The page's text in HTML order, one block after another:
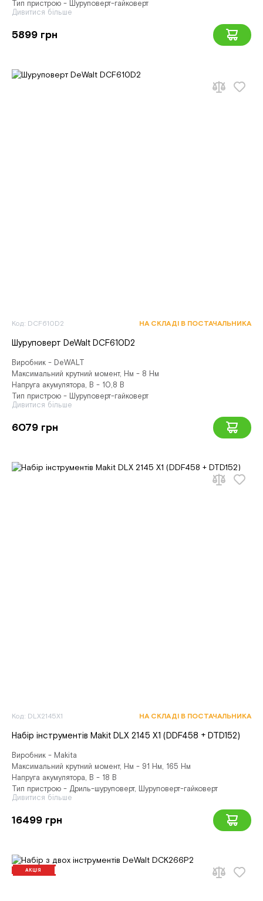
Тип пристрою - Шуруповерт-гайковерт
Дивитися більше
5899 грн
Код: DCF610D2 НА СКЛАДІ В ПОСТАЧАЛЬНИКА
Шуруповерт DeWalt DCF610D2
Виробник - DeWALT
Максимальний крутний момент, Нм - 8 Нм
Напруга акумулятора, В - 10,8 В
Тип пристрою - Шуруповерт-гайковерт
Дивитися більше
6079 грн
Код: DLX2145X1 НА СКЛАДІ В ПОСТАЧАЛЬНИКА
Набір інструментів Makit DLX 2145 X1 (DDF458 + DTD152)
Виробник - Makita
Максимальний крутний момент, Нм - 91 Нм, 165 Нм
Напруга акумулятора, В - 18 В
Тип пристрою - Дриль-шуруповерт, Шуруповерт-гайковерт
Дивитися більше
16499 грн
АКЦІЯ